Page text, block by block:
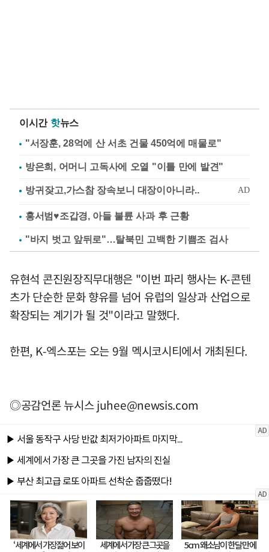
이시간 핫뉴스
"서장훈, 28억에 산 서초 건물 450억에 매물로"
방은희, 어머니 고독사에 오열 "이틀 만에 발견"
홍서범♥조갑경, 아들 불륜 사과 후 근황
"바지 벗고 앞뒤로"…탈북민 고백한 기쁨조 검사
유현석 콘진원장직무대행은 "이번 파리 행사는 K-콘텐
츠가 단순한 문화 향유를 넘어 유럽의 일상과 산업으로
확장되는 계기가 될 것"이라고 말했다.
한편, K-엑스포는 오는 9월 멕시코시티에서 개최된다.
◎공감언론 뉴시스juhee@newsis.com